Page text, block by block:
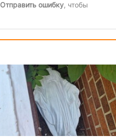
Отправить ошибку, чтобы